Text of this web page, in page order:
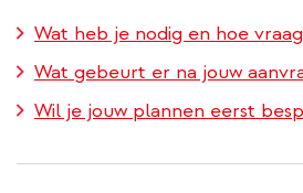
Wat heb je nodig en hoe
Wat gebeurt er na jouw
Wil je jouw plannen eerst